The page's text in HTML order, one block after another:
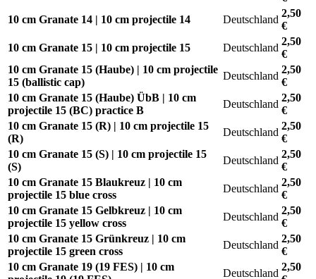
10 cm Granate 14 | 10 cm projectile 14
Deutschland
2,50
€
10 cm Granate 15 | 10 cm projectile 15
Deutschland
2,50
€
10 cm Granate 15 (Haube) | 10 cm projectile
15 (ballistic cap)
Deutschland
2,50
€
10 cm Granate 15 (Haube) ÜbB | 10 cm
projectile 15 (BC) practice B
Deutschland
2,50
€
10 cm Granate 15 (R) | 10 cm projectile 15
(R)
Deutschland
2,50
€
10 cm Granate 15 (S) | 10 cm projectile 15
(S)
Deutschland
2,50
€
10 cm Granate 15 Blaukreuz | 10 cm
projectile 15 blue cross
Deutschland
2,50
€
10 cm Granate 15 Gelbkreuz | 10 cm
projectile 15 yellow cross
Deutschland
2,50
€
10 cm Granate 15 Grünkreuz | 10 cm
projectile 15 green cross
Deutschland
2,50
€
10 cm Granate 19 (19 FES) | 10 cm
Deutschland
2,50